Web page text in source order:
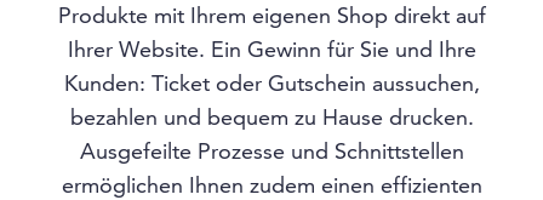
Produkte mit Ihrem eigenen Shop direkt auf
Ihrer Website. Ein Gewinn für Sie und Ihre
Kunden: Ticket oder Gutschein aussuchen,
bezahlen und bequem zu Hause drucken.
Ausgefeilte Prozesse und Schnittstellen
ermöglichen Ihnen zudem einen effizienten